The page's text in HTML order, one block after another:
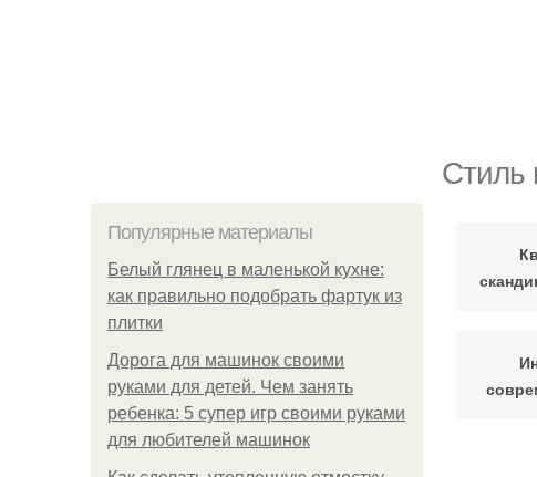
Стиль
Популярные материалы
Белый глянец в маленькой кухне:
как правильно подобрать фартук из
плитки
Дорога для машинок своими
руками для детей. Чем занять
ребенка: 5 супер игр своими руками
для любителей машинок